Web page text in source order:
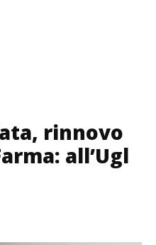
rinnovo
all’Ugl